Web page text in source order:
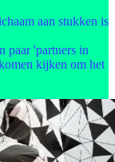
aan stukken is
paar 'partners in
kijken om het